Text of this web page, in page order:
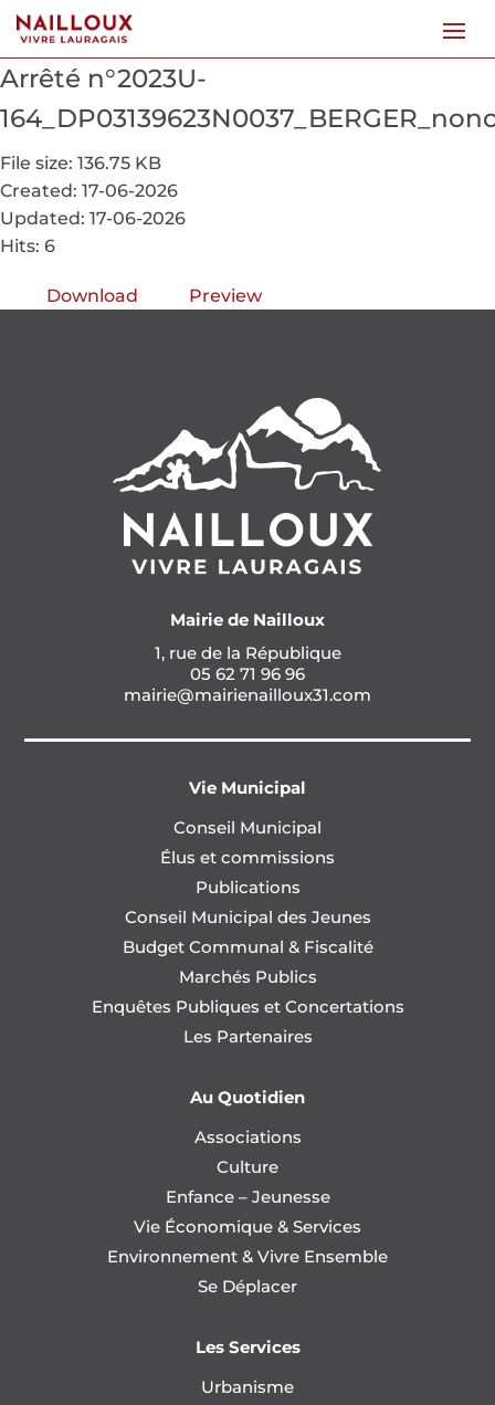
Arrêté n°2023U-
File size: 136.75 KB
Created: 17-06-2026
Updated: 17-06-2026
Hits: 6
Download Preview
Mairie de Nailloux
1, rue de la République
05 62 71 96 96
mairie@mairienailloux31.com
Vie Municipal
Conseil Municipal
Élus et commissions
Publications
Conseil Municipal des Jeunes
Budget Communal & Fiscalité
Marchés Publics
Enquêtes Publiques et Concertations
Les Partenaires
Au Quotidien
Associations
Culture
Enfance – Jeunesse
Vie Économique & Services
Environnement & Vivre Ensemble
Se Déplacer
Les Services
Urbanisme